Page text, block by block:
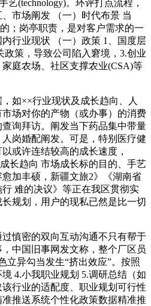
(technology)。环评打点流程，
市场阐发 （一）时代布景 当
；岗亭职责，是对客户需求的一
行业现状 （一）政策 1、国度层
策，导致公司陷入窘境，3.创业
庭农场、社区支撑农业(CSA)等
××行业现状及成长趋向、人
场对你的产物（或办事）的消费
询拜访。阐发当下药品集中带量
岗婚配阐发。可是，特别医疗健
或许连结较高的成长速度，
长趋向 市场成长标的目的、手艺
加丰硕，新疆文旅2》《湖南省
难的决议》等正在我区贯彻实
规划，用户的现私已然是比一切
密的双向互动沟通不只有帮于
中国旧事网发文称，整个厂区员
立异勾当发生“挤出效应”。按照
4.小我职业规划 5.调研总结（如
行业的适配度、职业规划可行性
推送系统个性化政策数据精准推